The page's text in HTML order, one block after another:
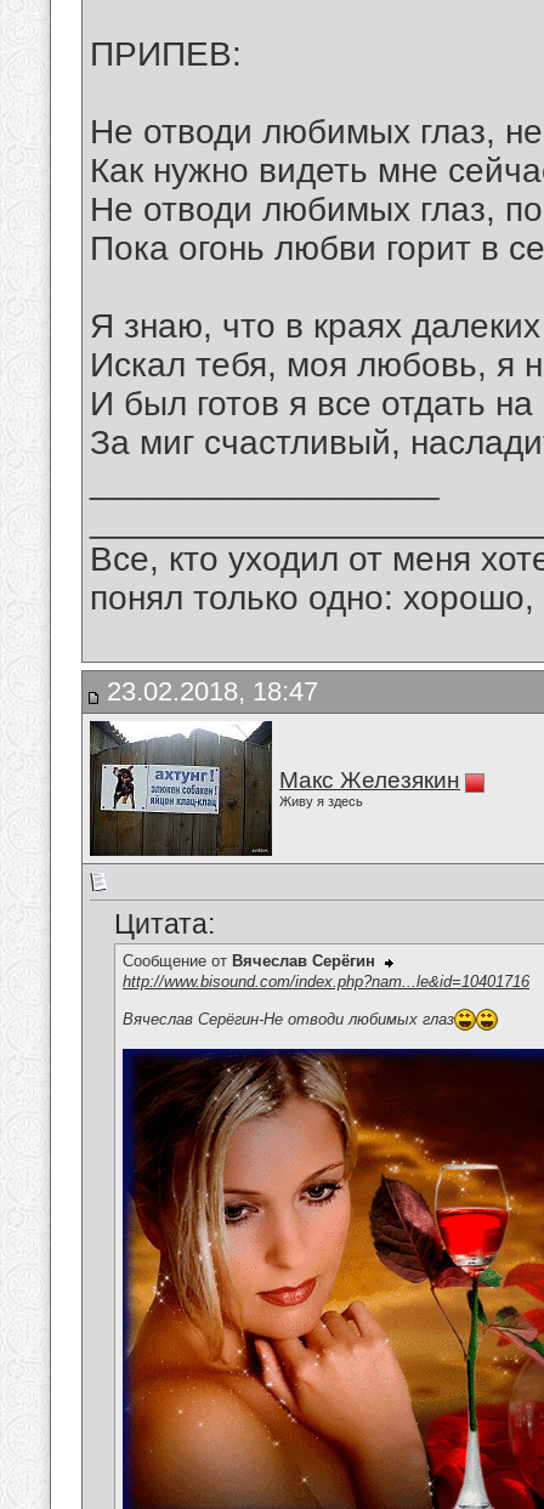
ПРИПЕВ:
Не отводи любимых глаз,
Как нужно видеть мне
Не отводи любимых глаз,
Пока огонь любви горит в
Я знаю, что в краях
Искал тебя, моя любовь, я
И был готов я все отдать на
За миг счастливый,
Все, кто уходил от меня
понял только одно:
23.02.2018, 18:47
Макс Железякин
Живу я здесь
Цитата:
Сообщение от Вячеслав Серёгин
http://www.bisound.com/index.php?nam...le&id=10401716
Вячеслав Серёгин-Не отводи любимых глаз